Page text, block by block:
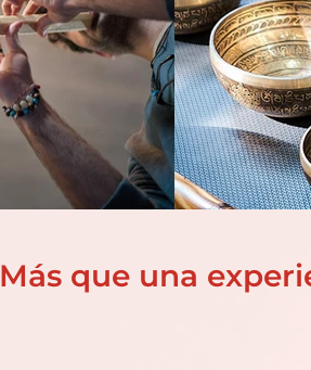
Más que una